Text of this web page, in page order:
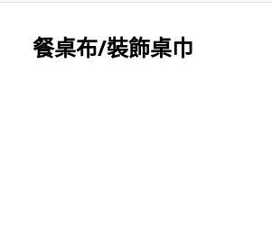
餐桌布/裝飾桌巾